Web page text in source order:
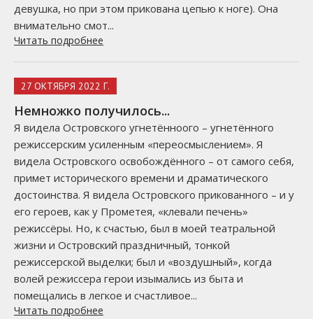
девушка, но при этом прикована цепью к ноге). Она
внимательно смот...
Читать подробнее
27 ОКТЯБРЯ 2022 Г.
Немножко получилось...
Я видела Островского угнетённоого – угнетённого
режиссерским усиленным «переосмыслением». Я
видела Островского освобождённого – от самого себя,
примет исторического времени и драматического
достоинства. Я видела Островского прикованного – и у
его героев, как у Прометея, «клевали печень»
режиссёры. Но, к счастью, был в моей театральной
жизни и Островский праздничный, тонкой
режиссерской выделки; был и «воздушный», когда
волей режиссера герои изымались из быта и
помещались в легкое и счастливое...
Читать подробнее